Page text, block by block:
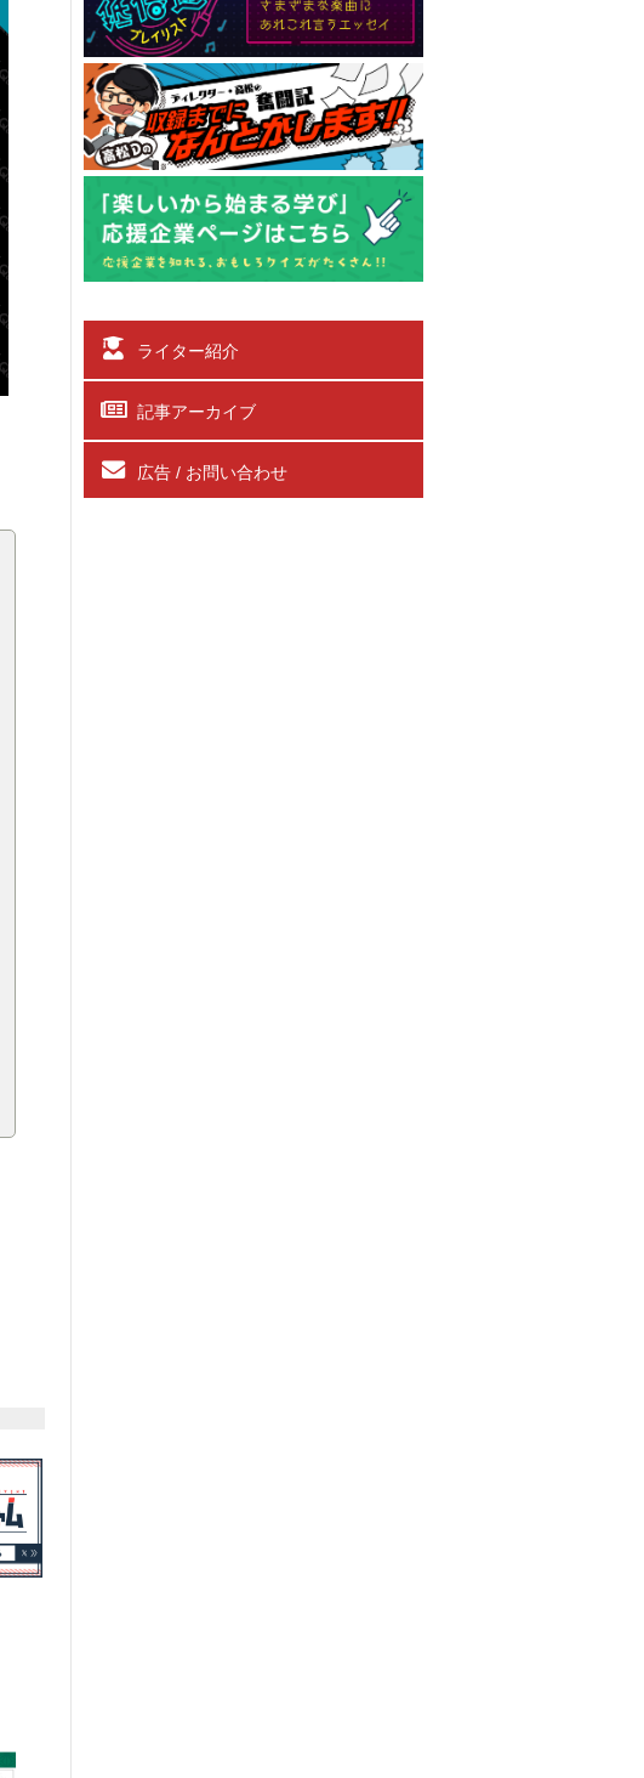
ライター紹介
記事アーカイブ
広告 / お問い合わせ